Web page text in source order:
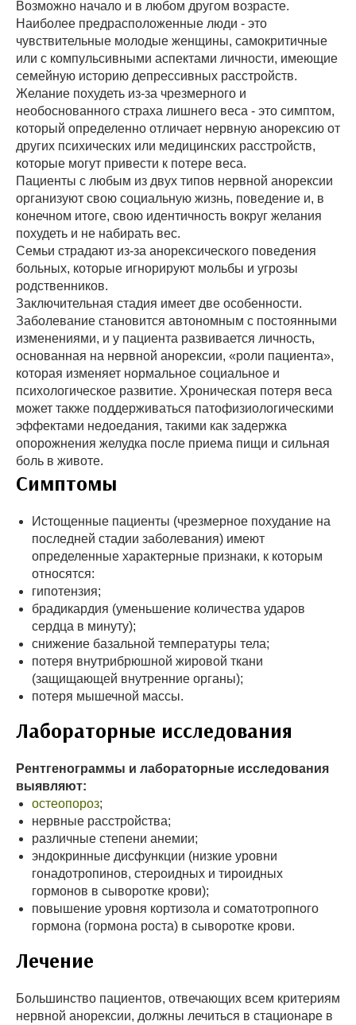
Возможно начало и в любом другом возрасте.
Наиболее предрасположенные люди - это
чувствительные молодые женщины, самокритичные
или с компульсивными аспектами личности, имеющие
семейную историю депрессивных расстройств.
Желание похудеть из-за чрезмерного и
необоснованного страха лишнего веса - это симптом,
который определенно отличает нервную анорексию от
других психических или медицинских расстройств,
которые могут привести к потере веса.
Пациенты с любым из двух типов нервной анорексии
организуют свою социальную жизнь, поведение и, в
конечном итоге, свою идентичность вокруг желания
похудеть и не набирать вес.
Семьи страдают из-за анорексического поведения
больных, которые игнорируют мольбы и угрозы
родственников.
Заключительная стадия имеет две особенности.
Заболевание становится автономным с постоянными
изменениями, и у пациента развивается личность,
основанная на нервной анорексии, «роли пациента»,
которая изменяет нормальное социальное и
психологическое развитие. Хроническая потеря веса
может также поддерживаться патофизиологическими
эффектами недоедания, такими как задержка
опорожнения желудка после приема пищи и сильная
боль в животе.
Симптомы
Истощенные пациенты (чрезмерное похудание на
последней стадии заболевания) имеют
определенные характерные признаки, к которым
относятся:
гипотензия;
брадикардия (уменьшение количества ударов
сердца в минуту);
снижение базальной температуры тела;
потеря внутрибрюшной жировой ткани
(защищающей внутренние органы);
потеря мышечной массы.
Лабораторные исследования
Рентгенограммы и лабораторные исследования
выявляют:
остеопороз;
нервные расстройства;
различные степени анемии;
эндокринные дисфункции (низкие уровни
гонадотропинов, стероидных и тироидных
гормонов в сыворотке крови);
повышение уровня кортизола и соматотропного
гормона (гормона роста) в сыворотке крови.
Лечение
Большинство пациентов, отвечающих всем критериям
нервной анорексии, должны лечиться в стационаре в